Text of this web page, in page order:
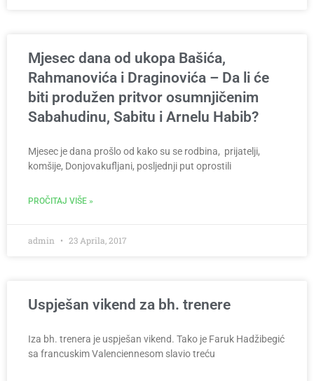
Mjesec dana od ukopa Bašića,
Rahmanovića i Draginovića – Da li će
biti produžen pritvor osumnjičenim
Sabahudinu, Sabitu i Arnelu Habib?
Mjesec je dana prošlo od kako su se rodbina, prijatelji,
komšije, Donjovakufljani, posljednji put oprostili
PROČITAJ VIŠE »
admin 23 Aprila, 2017
Uspješan vikend za bh. trenere
Iza bh. trenera je uspješan vikend. Tako je Faruk Hadžibegić
sa francuskim Valenciennesom slavio treću